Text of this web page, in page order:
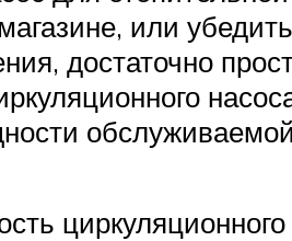
или
достаточно